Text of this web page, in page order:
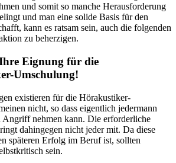
und somit so manche Herausforderung
und man eine solide Basis für den
kann es ratsam sein, auch die folgenden
zu beherzigen.
Eignung für die
Umschulung!
existieren für die Hörakustiker-
nicht, so dass eigentlich jedermann
nehmen kann. Die erforderliche
dahingegen nicht jeder mit. Da diese
späteren Erfolg im Beruf ist, sollten
sein.